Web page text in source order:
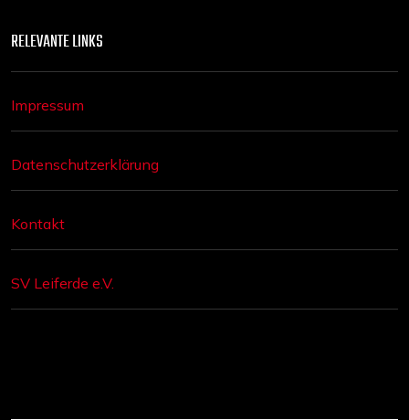
RELEVANTE LINKS
Impressum
Datenschutzerklärung
Kontakt
SV Leiferde e.V.